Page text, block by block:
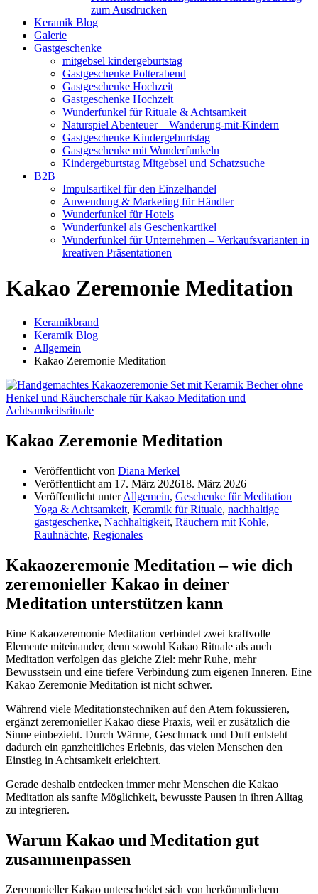
zum Ausdrucken
Keramik Blog
Galerie
Gastgeschenke
mitgebsel kindergeburtstag
Gastgeschenke Polterabend
Gastgeschenke Hochzeit
Gastgeschenke Hochzeit
Wunderfunkel für Rituale & Achtsamkeit
Naturspiel Abenteuer – Wanderung-mit-Kindern
Gastgeschenke Kindergeburtstag
Gastgeschenke mit Wunderfunkeln
Kindergeburtstag Mitgebsel und Schatzsuche
B2B
Impulsartikel für den Einzelhandel
Anwendung & Marketing für Händler
Wunderfunkel für Hotels
Wunderfunkel als Geschenkartikel
Wunderfunkel für Unternehmen – Verkaufsvarianten in
kreativen Präsentationen
Kakao Zeremonie Meditation
Keramikbrand
Keramik Blog
Allgemein
Kakao Zeremonie Meditation
Kakao Zeremonie Meditation
Veröffentlicht von Diana Merkel
Veröffentlicht am 17. März 202618. März 2026
Veröffentlicht unterAllgemein, Geschenke für Meditation
Yoga & Achtsamkeit, Keramik für Rituale, nachhaltige
gastgeschenke, Nachhaltigkeit, Räuchern mit Kohle,
Rauhnächte, Regionales
Kakaozeremonie Meditation – wie dich
zeremonieller Kakao in deiner
Meditation unterstützen kann
Eine Kakaozeremonie Meditation verbindet zwei kraftvolle
Elemente miteinander, denn sowohl Kakao Rituale als auch
Meditation verfolgen das gleiche Ziel: mehr Ruhe, mehr
Bewusstsein und eine tiefere Verbindung zum eigenen Inneren. Eine
Kakao Zeremonie Meditation ist nicht schwer.
Während viele Meditationstechniken auf den Atem fokussieren,
ergänzt zeremonieller Kakao diese Praxis, weil er zusätzlich die
Sinne einbezieht. Durch Wärme, Geschmack und Duft entsteht
dadurch ein ganzheitliches Erlebnis, das vielen Menschen den
Einstieg in Achtsamkeit erleichtert.
Gerade deshalb entdecken immer mehr Menschen die Kakao
Meditation als sanfte Möglichkeit, bewusste Pausen in ihren Alltag
zu integrieren.
Warum Kakao und Meditation gut
zusammenpassen
Zeremonieller Kakao unterscheidet sich von herkömmlichem